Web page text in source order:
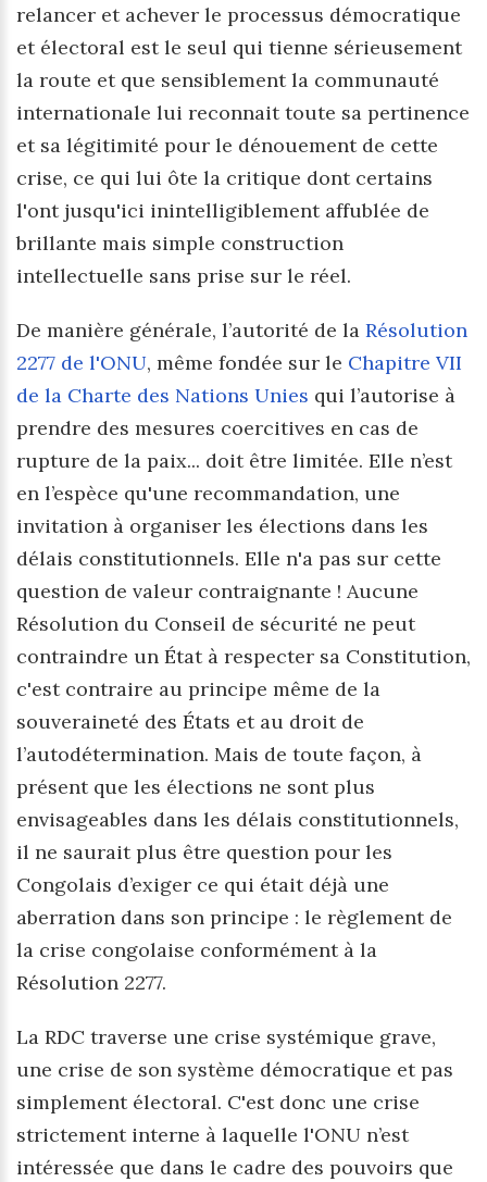
relancer et achever le processus démocratique
et électoral est le seul qui tienne sérieusement
la route et que sensiblement la communauté
internationale lui reconnait toute sa pertinence
et sa légitimité pour le dénouement de cette
crise, ce qui lui ôte la critique dont certains
l'ont jusqu'ici inintelligiblement affublée de
brillante mais simple construction
intellectuelle sans prise sur le réel.
De manière générale, l’autorité de la Résolution
2277 de l'ONU, même fondée sur le Chapitre VII
de la Charte des Nations Unies qui l’autorise à
prendre des mesures coercitives en cas de
rupture de la paix... doit être limitée. Elle n’est
en l’espèce qu'une recommandation, une
invitation à organiser les élections dans les
délais constitutionnels. Elle n'a pas sur cette
question de valeur contraignante ! Aucune
Résolution du Conseil de sécurité ne peut
contraindre un État à respecter sa Constitution,
c'est contraire au principe même de la
souveraineté des États et au droit de
l’autodétermination. Mais de toute façon, à
présent que les élections ne sont plus
envisageables dans les délais constitutionnels,
il ne saurait plus être question pour les
Congolais d’exiger ce qui était déjà une
aberration dans son principe : le règlement de
la crise congolaise conformément à la
Résolution 2277.
La RDC traverse une crise systémique grave,
une crise de son système démocratique et pas
simplement électoral. C'est donc une crise
strictement interne à laquelle l'ONU n’est
intéressée que dans le cadre des pouvoirs que